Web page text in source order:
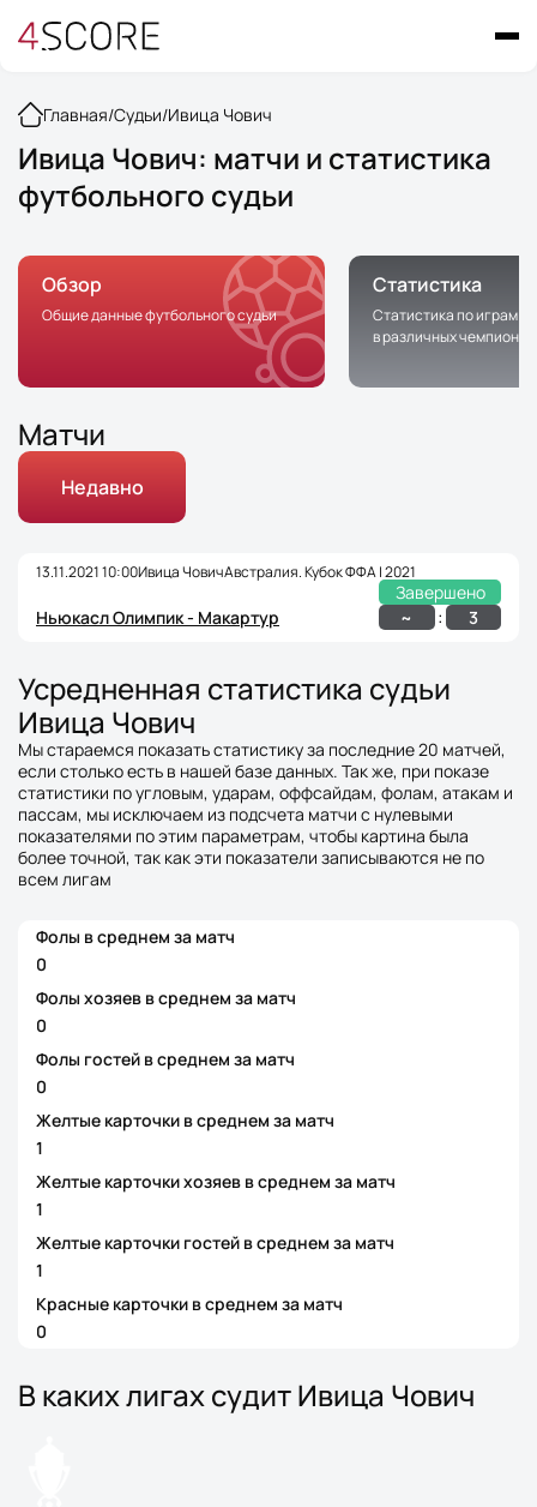
Главная/Судьи/Ивица Чович
Ивица Чович: матчи и статистика
футбольного судьи
Обзор
Общие данные футбольного судьи
Статистика
Статистика по играм с
в различных
Матчи
Недавно
13.11.2021 10:00Ивица ЧовичАвстралия. Кубок ФФА | 2021
Завершено
Ньюкасл Олимпик - Макартур
~ : 3
Усредненная статистика судьи
Ивица Чович
Мы стараемся показать статистику за последние 20 матчей,
если столько есть в нашей базе данных. Так же, при показе
статистики по угловым, ударам, оффсайдам, фолам, атакам и
пассам, мы исключаем из подсчета матчи с нулевыми
показателями по этим параметрам, чтобы картина была
более точной, так как эти показатели записываются не по
всем лигам
Фолы в среднем за матч
0
Фолы хозяев в среднем за матч
0
Фолы гостей в среднем за матч
0
Желтые карточки в среднем за матч
1
Желтые карточки хозяев в среднем за матч
1
Желтые карточки гостей в среднем за матч
1
Красные карточки в среднем за матч
0
В каких лигах судит Ивица Чович